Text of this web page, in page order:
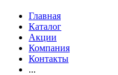
Главная
Каталог
Акции
Компания
Контакты
...